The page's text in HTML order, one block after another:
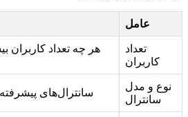
عامل
تعداد
کاربران
هر چه تعداد کاربران
نوع و مدل
سانترال
سانترال‌های